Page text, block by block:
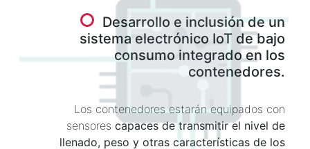
Desarrollo e inclusión de un
sistema electrónico IoT de bajo
consumo integrado en los
contenedores.
Los contenedores estarán equipados con
sensores capaces de transmitir el nivel de
llenado, peso y otras características de los